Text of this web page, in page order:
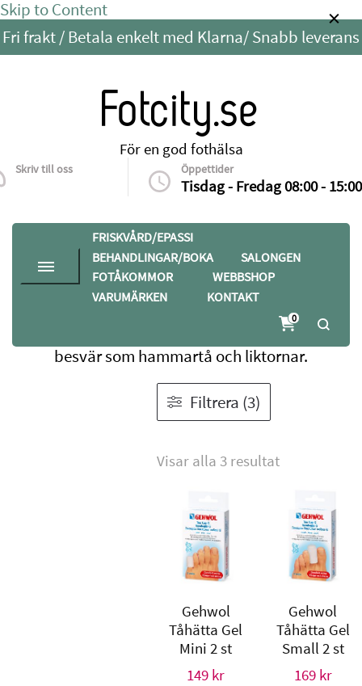
Skip to Content
Fri frakt / Betala enkelt med Klarna/ Snabb leverans
Fotcity.se
För en god fothälsa
Skriv till oss Öppettider
Tisdag - Fredag 08:00 - 15:00
FRISKVÅRD/EPASSI
BEHANDLINGAR/BOKA
SALONGEN
FOTÅKOMMOR
WEBBSHOP
VARUMÄRKEN
KONTAKT
0
Avlastningar som minskar smärta och tryck vid
besvär som hammartå och liktornar.
Avlastningar
Filtrera (3)
Visar alla 3 resultat
Gehwol
Tåhätta Gel
Mini 2 st
149 kr
Gehwol
Tåhätta Gel
Small 2 st
169 kr